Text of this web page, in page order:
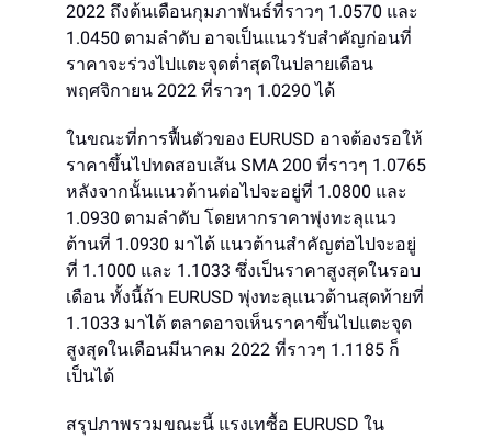
2022 ถึงต้นเดือนกุมภาพันธ์ที่ราวๆ 1.0570 และ
1.0450 ตามลำดับ อาจเป็นแนวรับสำคัญก่อนที่
ราคาจะร่วงไปแตะจุดต่ำสุดในปลายเดือน
พฤศจิกายน 2022 ที่ราวๆ 1.0290 ได้
ในขณะที่การฟื้นตัวของ EURUSD อาจต้องรอให้
ราคาขึ้นไปทดสอบเส้น SMA 200 ที่ราวๆ 1.0765
หลังจากนั้นแนวต้านต่อไปจะอยู่ที่ 1.0800 และ
1.0930 ตามลำดับ โดยหากราคาพุ่งทะลุแนว
ต้านที่ 1.0930 มาได้ แนวต้านสำคัญต่อไปจะอยู่
ที่ 1.1000 และ 1.1033 ซึ่งเป็นราคาสูงสุดในรอบ
เดือน ทั้งนี้ถ้า EURUSD พุ่งทะลุแนวต้านสุดท้ายที่
1.1033 มาได้ ตลาดอาจเห็นราคาขึ้นไปแตะจุด
สูงสุดในเดือนมีนาคม 2022 ที่ราวๆ 1.1185 ก็
เป็นได้
สรุปภาพรวมขณะนี้ แรงเทซื้อ EURUSD ใน